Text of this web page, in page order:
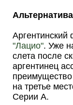
"Лацио". Уже
слета после
аргентинец
на третье
Серии А.